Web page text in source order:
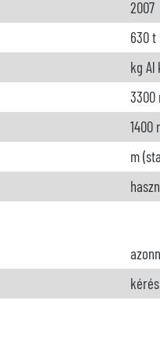
2007
630 t
kg Al
3300
1400
m